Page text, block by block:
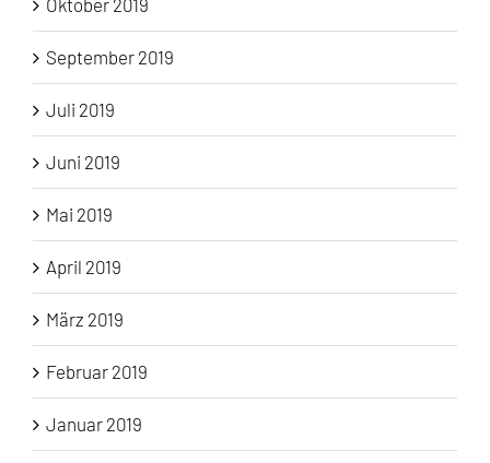
September 2019
Juli 2019
Juni 2019
Mai 2019
April 2019
März 2019
Februar 2019
Januar 2019